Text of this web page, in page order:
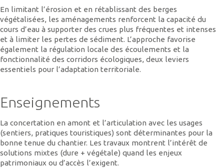
En limitant l’érosion et en rétablissant des berges
végétalisées, les aménagements renforcent la capacité du
cours d’eau à supporter des crues plus fréquentes et intenses
et à limiter les pertes de sédiment. L’approche favorise
également la régulation locale des écoulements et la
fonctionnalité des corridors écologiques, deux leviers
essentiels pour l’adaptation territoriale.
Enseignements
La concertation en amont et l’articulation avec les usages
(sentiers, pratiques touristiques) sont déterminantes pour la
bonne tenue du chantier. Les travaux montrent l’intérêt de
solutions mixtes (dure + végétale) quand les enjeux
patrimoniaux ou d’accès l’exigent.